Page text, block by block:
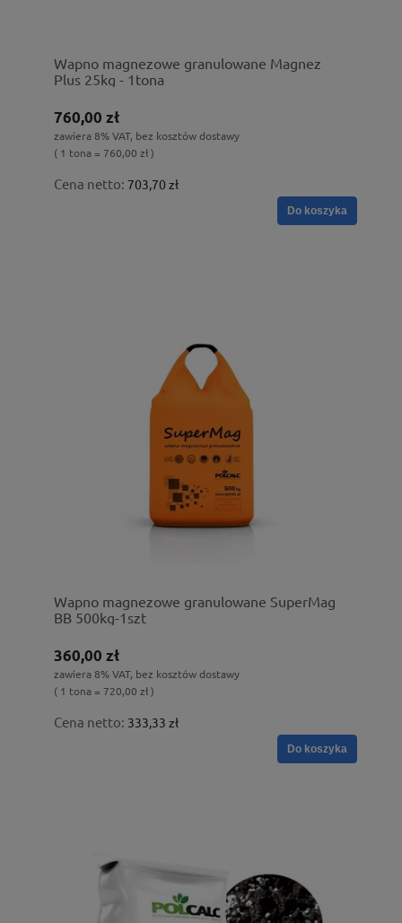
Wapno magnezowe granulowane Magnez
Plus 25kg - 1tona
760,00 zł
zawiera 8% VAT, bez kosztów dostawy
( 1 tona = 760,00 zł )
Cena netto: 703,70 zł
Do koszyka
Wapno magnezowe granulowane SuperMag
BB 500kg-1szt
360,00 zł
zawiera 8% VAT, bez kosztów dostawy
( 1 tona = 720,00 zł )
Cena netto: 333,33 zł
Do koszyka